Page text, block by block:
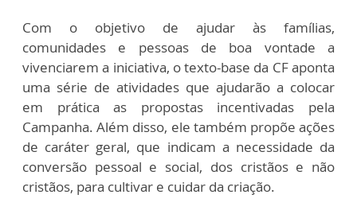
Com o objetivo de ajudar às famílias,
comunidades e pessoas de boa vontade a
vivenciarem a iniciativa, o texto-base da CF aponta
uma série de atividades que ajudarão a colocar
em prática as propostas incentivadas pela
Campanha. Além disso, ele também propõe ações
de caráter geral, que indicam a necessidade da
conversão pessoal e social, dos cristãos e não
cristãos, para cultivar e cuidar da criação.